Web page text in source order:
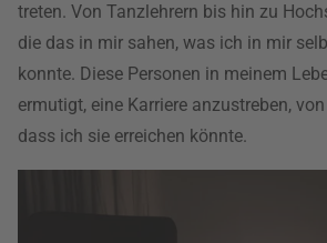
treten. Von Tanzlehrern bis hin zu
die das in mir sahen, was ich in mir
konnte. Diese Personen in meinem
ermutigt, eine Karriere anzustreben,
dass ich sie erreichen könnte.